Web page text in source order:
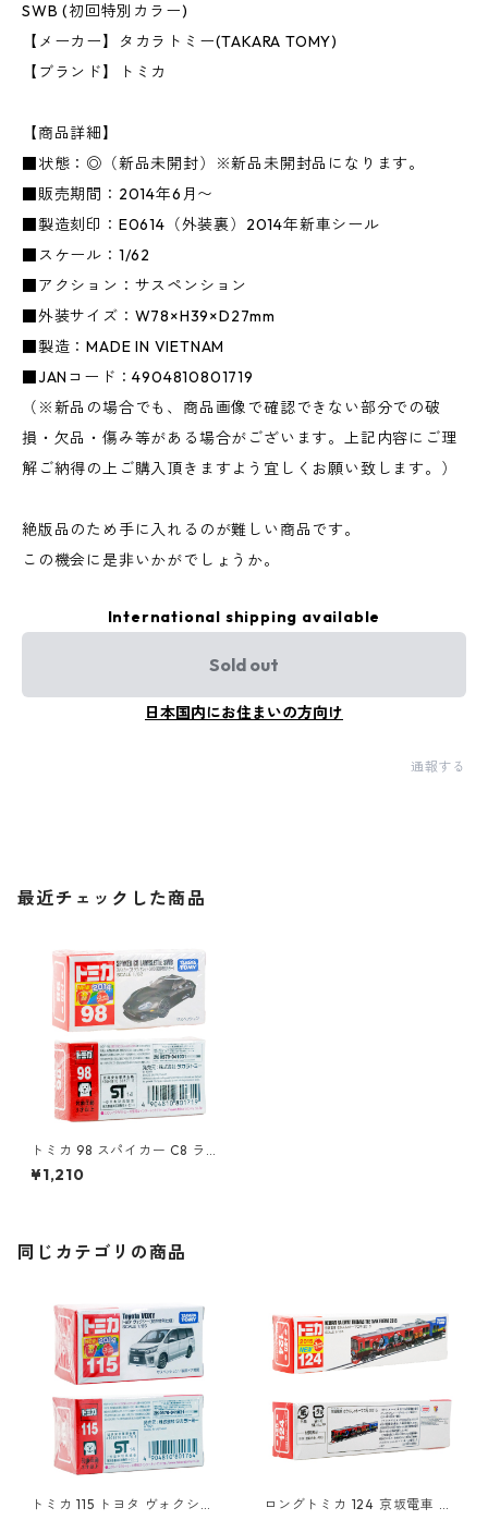
SWB (初回特別カラー)
【メーカー】タカラトミー(TAKARA TOMY)
【ブランド】トミカ
【商品詳細】
■状態：◎（新品未開封）※新品未開封品になります。
■販売期間：2014年6月〜
■製造刻印：E0614（外装裏）2014年新車シール
■スケール：1/62
■アクション：サスペンション
■外装サイズ：W78×H39×D27mm
■製造：MADE IN VIETNAM
■JANコード：4904810801719
（※新品の場合でも、商品画像で確認できない部分での破
損・欠品・傷み等がある場合がございます。上記内容にご理
解ご納得の上ご購入頂きますよう宜しくお願い致します。）
絶版品のため手に入れるのが難しい商品です。
この機会に是非いかがでしょうか。
International shipping available
Sold out
日本国内にお住まいの方向け
通報する
最近チェックした商品
トミカ 98 スパイカー C8 ラヴ
ィオレット SWB (初回特別カ
ラー) #10801719
¥1,210
同じカテゴリの商品
トミカ 115 トヨタ ヴォクシー
ロングトミカ 124 京坂電車 き